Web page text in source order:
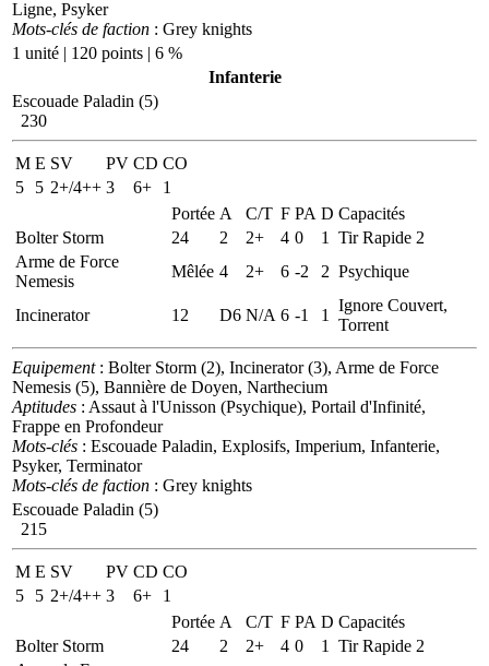
Ligne, Psyker
Mots-clés de faction : Grey knights
1 unité | 120 points | 6 %
Infanterie
Escouade Paladin (5)
230
M E SV PV CD CO
5
5 2+/4++ 3 6+
1
Portée A C/T F PA D Capacités
Bolter Storm
24 2 2+ 4 0 1
Tir Rapide 2
Arme de Force
Nemesis
Mêlée 4 2+ 6 -2 2 Psychique
Incinerator 12 D6 N/A 6 -1 1
Ignore Couvert,
Torrent
Equipement: Bolter Storm (2), Incinerator (3), Arme de Force
Nemesis (5), Bannière de Doyen, Narthecium
Aptitudes : Assaut à l'Unisson (Psychique), Portail d'Infinité,
Frappe en Profondeur
Mots-clés : Escouade Paladin, Explosifs, Imperium, Infanterie,
Psyker, Terminator
Mots-clés de faction : Grey knights
Escouade Paladin (5)
215
M E SV PV CD CO
5
5 2+/4++ 3 6+
1
Portée A C/T F PA D Capacités
Bolter Storm
24 2 2+ 4 0 1
Tir Rapide 2